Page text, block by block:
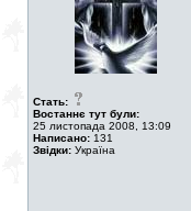
Стать:
Востаннє тут були:
25 листопада 2008, 13:09
Написано: 131
Звідки: Україна